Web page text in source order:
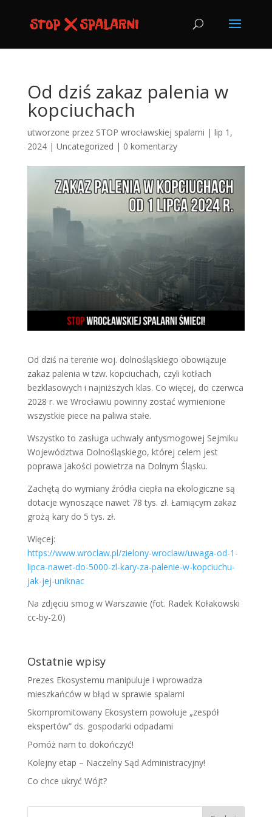
Od dziś zakaz palenia w
kopciuchach
utworzone przez STOP wrocławskiej spalarni | lip 1,
2024| Uncategorized | 0 komentarzy
Od dziś na terenie woj. dolnośląskiego obowiązuje
zakaz palenia w tzw. kopciuchach, czyli kotłach
bezklasowych i najniższych klas. Co więcej, do czerwca
2028 r. we Wrocławiu powinny zostać wymienione
wszystkie piece na paliwa stałe.
Wszystko to zasługa uchwały antysmogowej Sejmiku
Województwa Dolnośląskiego, której celem jest
poprawa jakości powietrza na Dolnym Śląsku.
Zachętą do wymiany źródła ciepła na ekologiczne są
dotacje wynoszące nawet 78 tys. zł. Łamiącym zakaz
grożą kary do 5 tys. zł.
Więcej:
https://www.wroclaw.pl/zielony-wroclaw/uwaga-od-1-
lipca-nawet-do-5000-zl-kary-za-palenie-w-kopciuchu-
jak-jej-uniknac
Na zdjęciu smog w Warszawie (fot. Radek Kołakowski
cc-by-2.0)
Ostatnie wpisy
Prezes Ekosystemu manipuluje i wprowadza
mieszkańców w błąd w sprawie spalarni
Skompromitowany Ekosystem powołuje „zespół
ekspertów” ds. gospodarki odpadami
Pomóż nam to dokończyć!
Kolejny etap – Naczelny Sąd Administracyjny!
Co chce ukryć Wójt?